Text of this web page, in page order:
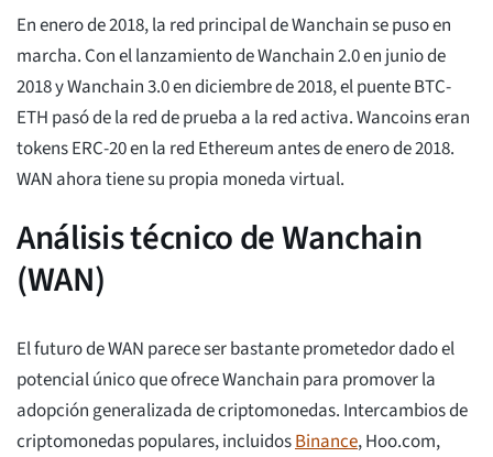
En enero de 2018, la red principal de Wanchain se puso en
marcha. Con el lanzamiento de Wanchain 2.0 en junio de
2018 y Wanchain 3.0 en diciembre de 2018, el puente BTC-
ETH pasó de la red de prueba a la red activa. Wancoins eran
tokens ERC-20 en la red Ethereum antes de enero de 2018.
WAN ahora tiene su propia moneda virtual.
Análisis técnico de Wanchain
(WAN)
El futuro de WAN parece ser bastante prometedor dado el
potencial único que ofrece Wanchain para promover la
adopción generalizada de criptomonedas. Intercambios de
criptomonedas populares, incluidosBinance, Hoo.com,